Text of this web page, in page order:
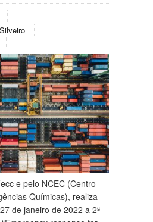
e pelo NCEC (Centro
Químicas), realiza-
de janeiro de 2022 a 2ª